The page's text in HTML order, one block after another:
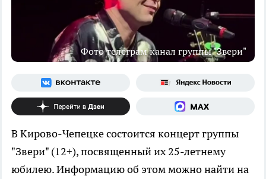
Фото телеграм канал группы "Звери"
В Кирово-Чепецке состоится концерт группы
"Звери" (12+), посвященный их 25-летнему
юбилею. Информацию об этом можно найти на